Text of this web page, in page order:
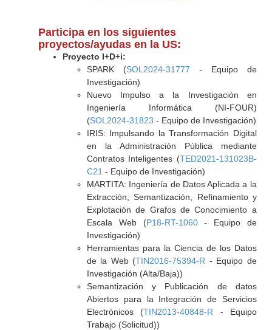
Participa en los siguientes
proyectos/ayudas en la US:
Proyecto I+D+i:
SPARK (SOL2024-31777 - Equipo de
Investigación)
Nuevo Impulso a la Investigación en
Ingeniería Informática (NI-FOUR)
(SOL2024-31823 - Equipo de Investigación)
IRIS: Impulsando la Transformación Digital
en la Administración Pública mediante
Contratos Inteligentes (TED2021-131023B-
C21 - Equipo de Investigación)
MARTITA: Ingeniería de Datos Aplicada a la
Extracción, Semantización, Refinamiento y
Explotación de Grafos de Conocimiento a
Escala Web (P18-RT-1060- Equipo de
Investigación)
Herramientas para la Ciencia de los Datos
de la Web (TIN2016-75394-R - Equipo de
Investigación (Alta/Baja))
Semantización y Publicación de datos
Abiertos para la Integración de Servicios
Electrónicos (TIN2013-40848-R - Equipo
Trabajo (Solicitud))